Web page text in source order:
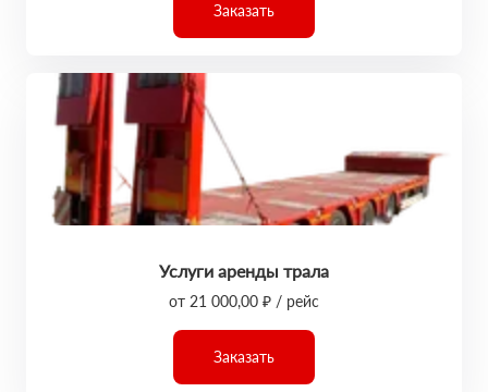
Заказать
Услуги аренды трала
от 21 000,00 ₽ / рейс
Заказать